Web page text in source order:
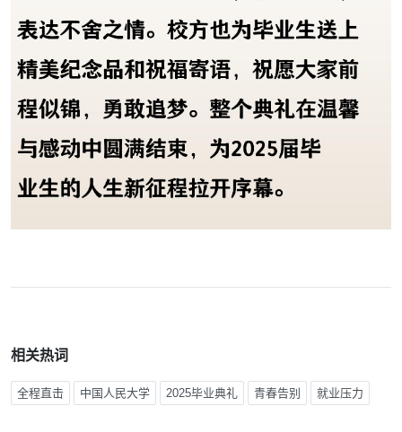
相关热词
全程直击 中国人民大学 2025毕业典礼 青春告别 就业压力